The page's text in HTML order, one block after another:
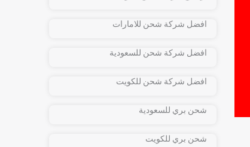
افضل شركة شحن للامارات
افضل شركة شحن للسعودية
افضل شركة شحن للكويت
شحن بري للسعودية
شحن بري للكويت